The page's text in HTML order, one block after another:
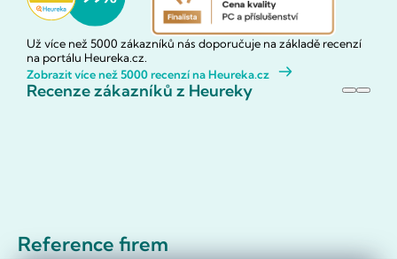
Už více než 5000 zákazníků nás doporučuje na základě recenzí
na portálu Heureka.cz.
Zobrazit více než 5000 recenzí na Heureka.cz
Recenze zákazníků z Heureky
Reference firem